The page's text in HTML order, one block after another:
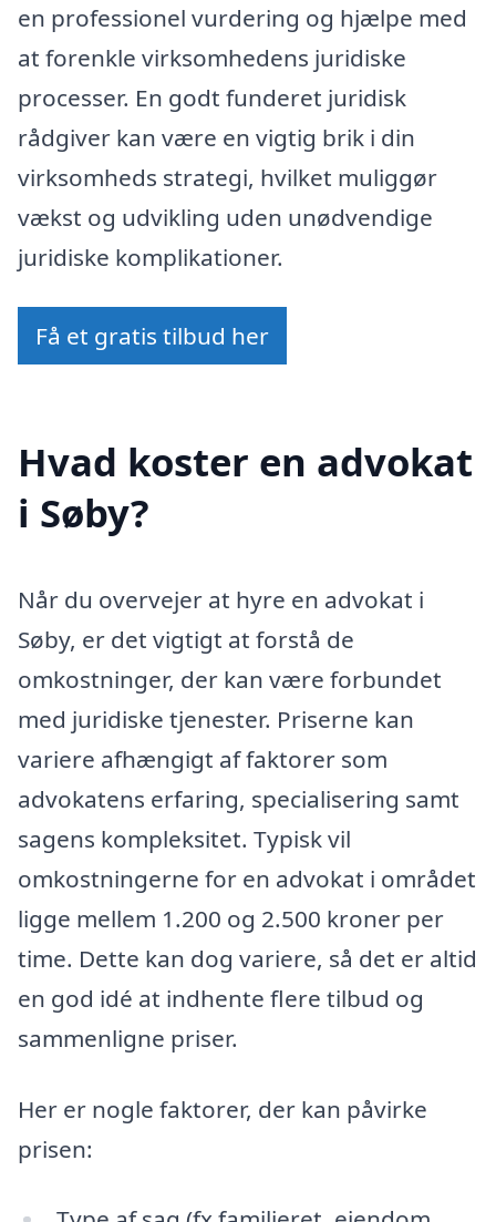
en professionel vurdering og hjælpe med
at forenkle virksomhedens juridiske
processer. En godt funderet juridisk
rådgiver kan være en vigtig brik i din
virksomheds strategi, hvilket muliggør
vækst og udvikling uden unødvendige
juridiske komplikationer.
Få et gratis tilbud her
Hvad koster en advokat
i Søby?
Når du overvejer at hyre en advokat i
Søby, er det vigtigt at forstå de
omkostninger, der kan være forbundet
med juridiske tjenester. Priserne kan
variere afhængigt af faktorer som
advokatens erfaring, specialisering samt
sagens kompleksitet. Typisk vil
omkostningerne for en advokat i området
ligge mellem 1.200 og 2.500 kroner per
time. Dette kan dog variere, så det er altid
en god idé at indhente flere tilbud og
sammenligne priser.
Her er nogle faktorer, der kan påvirke
prisen: